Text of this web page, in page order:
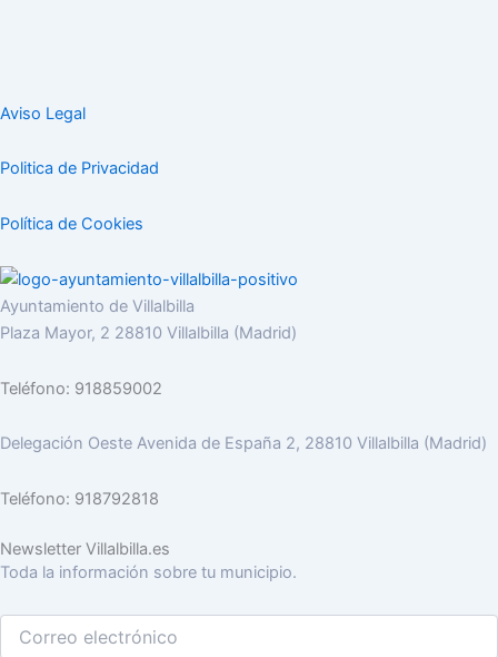
Aviso Legal
Politica de Privacidad
Política de Cookies
Ayuntamiento de Villalbilla
Plaza Mayor, 2 28810 Villalbilla (Madrid)
Teléfono: 918859002
Delegación Oeste Avenida de España 2, 28810 Villalbilla (Madrid)
Teléfono: 918792818
Newsletter Villalbilla.es
Toda la información sobre tu municipio.